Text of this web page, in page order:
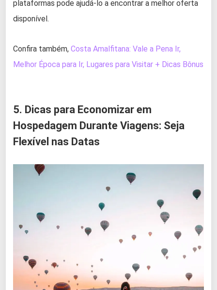
plataformas pode ajudá-lo a encontrar a melhor oferta
disponível.
Confira também, Costa Amalfitana: Vale a Pena Ir,
Melhor Época para Ir, Lugares para Visitar + Dicas Bônus
5. Dicas para Economizar em
Hospedagem Durante Viagens: Seja
Flexível nas Datas